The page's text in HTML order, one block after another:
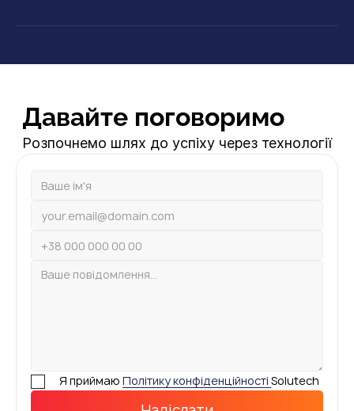
Давайте поговоримо
Розпочнемо шлях до успіху через технології
Я приймаю Політику конфіденційності Solutech